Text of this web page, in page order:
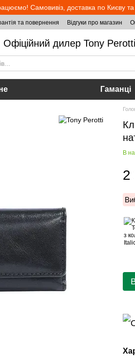
Самовивіз, доставка по Києву
та повернення Відгуки про магазин
Офіційний дилер Tony Perotti
Гаманці
В
2